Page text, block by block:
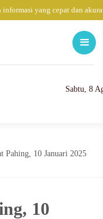
yang cepat dan
Sabtu, 8
Pahing, 10 Januari 2025
10